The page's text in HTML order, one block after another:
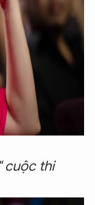
cuộc thi